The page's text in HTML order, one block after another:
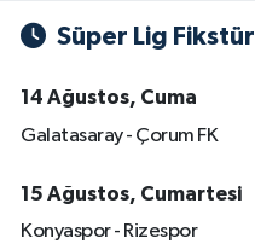
Süper Lig Fikstür
14 Ağustos, Cuma
Galatasaray - Çorum FK
15 Ağustos, Cumartesi
Konyaspor - Rizespor